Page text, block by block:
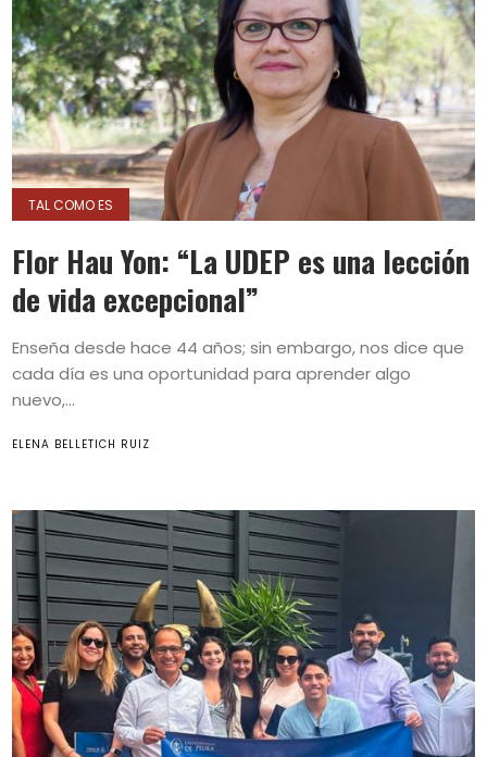
TAL COMO ES
Flor Hau Yon: “La UDEP es una lección
de vida excepcional”
Enseña desde hace 44 años; sin embargo, nos dice que
cada día es una oportunidad para aprender algo
nuevo,...
ELENA BELLETICH RUIZ